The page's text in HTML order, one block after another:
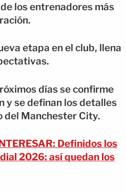
los entrenadores más
etapa en el club, llena
días se confirme
y se definan los detalles
del Manchester City.
Definidos los
2026: así quedan los